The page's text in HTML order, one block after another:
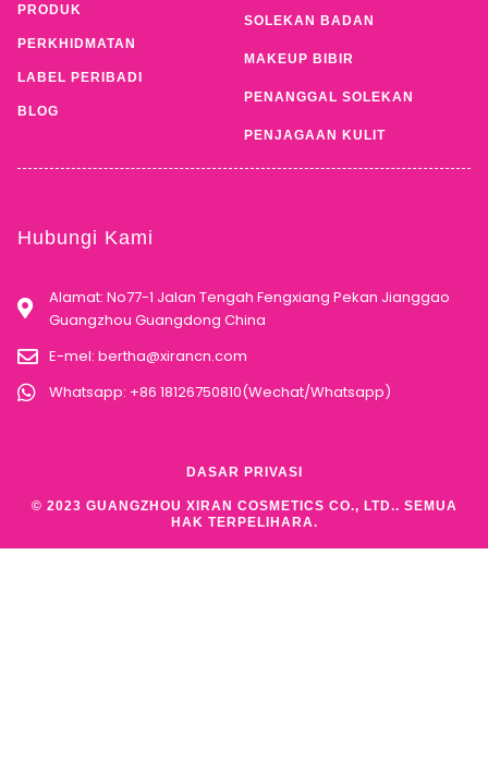
PRODUK
PERKHIDMATAN
LABEL PERIBADI
BLOG
SOLEKAN BADAN
MAKEUP BIBIR
PENANGGAL SOLEKAN
PENJAGAAN KULIT
Hubungi Kami
Alamat: No77-1 Jalan Tengah Fengxiang Pekan Jianggao
Guangzhou Guangdong China
E-mel: bertha@xirancn.com
Whatsapp: +86 18126750810(Wechat/Whatsapp)
© 2023 GUANGZHOU XIRAN COSMETICS CO., LTD.. SEMUA
HAK TERPELIHARA.
DASAR PRIVASI